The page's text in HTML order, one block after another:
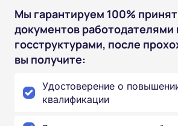
Мы гарантируем 100%
документов работодателями
госструктурами, после
вы получите:
Удостоверение о
квалификации